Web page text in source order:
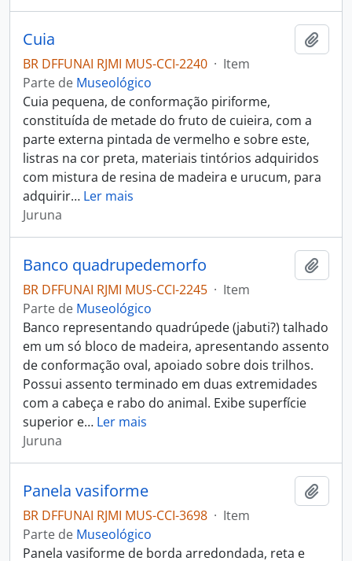
Cuia
BR DFFUNAI RJMI MUS-CCI-2240 · Item
Parte de Museológico
Cuia pequena, de conformação piriforme,
constituída de metade do fruto de cuieira, com a
parte externa pintada de vermelho e sobre este,
listras na cor preta, materiais tintórios adquiridos
com mistura de resina de madeira e urucum, para
adquirir… Ler mais
Juruna
Banco quadrupedemorfo
BR DFFUNAI RJMI MUS-CCI-2245 · Item
Parte de Museológico
Banco representando quadrúpede (jabuti?) talhado
em um só bloco de madeira, apresentando assento
de conformação oval, apoiado sobre dois trilhos.
Possui assento terminado em duas extremidades
com a cabeça e rabo do animal. Exibe superfície
superior e… Ler mais
Juruna
Panela vasiforme
BR DFFUNAI RJMI MUS-CCI-3698 · Item
Parte de Museológico
Panela vasiforme de borda arredondada, reta e